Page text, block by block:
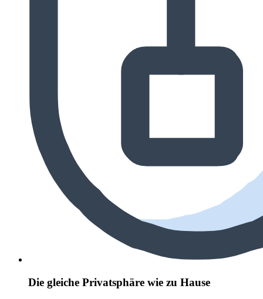
Die gleiche Privatsphäre wie zu Hause